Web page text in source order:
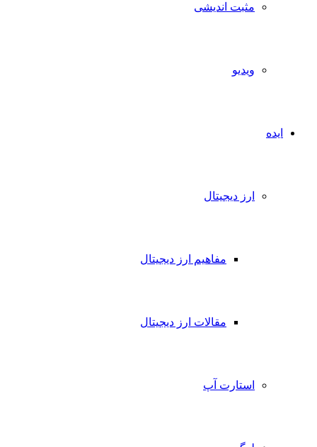
مثبت اندیشی
ویدیو
ایده
ارز دیجیتال
مفاهیم ارز دیجیتال
مقالات ارز دیجیتال
استارت آپ